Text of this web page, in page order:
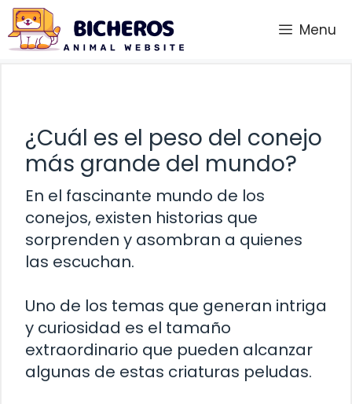
Saltar
al
contenido
Menu
¿Cuál es el peso del conejo
más grande del mundo?
En el fascinante mundo de los
conejos, existen historias que
sorprenden y asombran a quienes
las escuchan.
Uno de los temas que generan intriga
y curiosidad es el tamaño
extraordinario que pueden alcanzar
algunas de estas criaturas peludas.